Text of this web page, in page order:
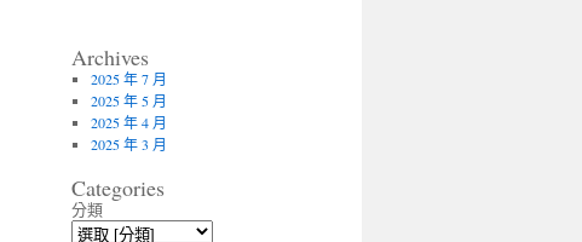
Archives
2025 年 7 月
2025 年 5 月
2025 年 4 月
2025 年 3 月
Categories
分類